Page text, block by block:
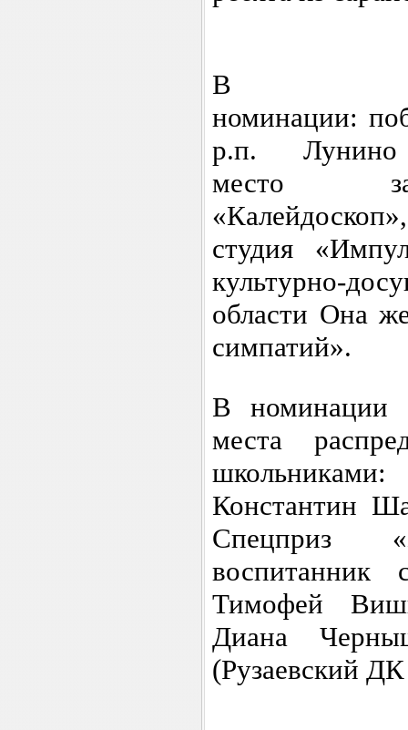
В
номинации:
р.п.
место
студия
культурно-
области Она
симпатий».
В номинации
места
Константин
Спецприз
воспитанник
Тимофей
Диана
(Рузаевский